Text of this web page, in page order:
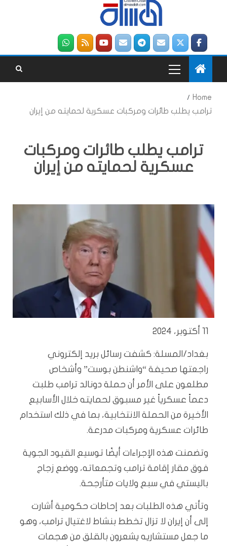
Home
ترامب يطلب طائرات ومركبات عسكرية لحمايته من إيران
ترامب يطلب طائرات ومركبات
عسكرية لحمايته من إيران
11 أكتوبر، 2024
بغداد/المسلة: كشفت رسائل بريد إلكتروني
راجعتها صحيفة “واشنطن بوست” وأشخاص
مطلعون على الأمر أن حملة دونالد ترامب طلبت
دعماً عسكرياً غير مسبوق لحمايته خلال الأسابيع
الأخيرة من الحملة الانتخابية، بما في ذلك استخدام
طائرات عسكرية ومركبات مدرعة.
وتضمنت هذه الإجراءات أيضًا توسيع القيود الجوية
فوق مقار إقامة ترامب وتجمعاته، ووضع زجاج
باليستي في سبع ولايات متأرجحة.
وتأتي هذه الطلبات بعد إحاطات حكومية أشارت
إلى أن إيران لا تزال تخطط بنشاط لاغتيال ترامب، وهو
ما جعل مستشاريه يشعرون بالقلق من هجمات